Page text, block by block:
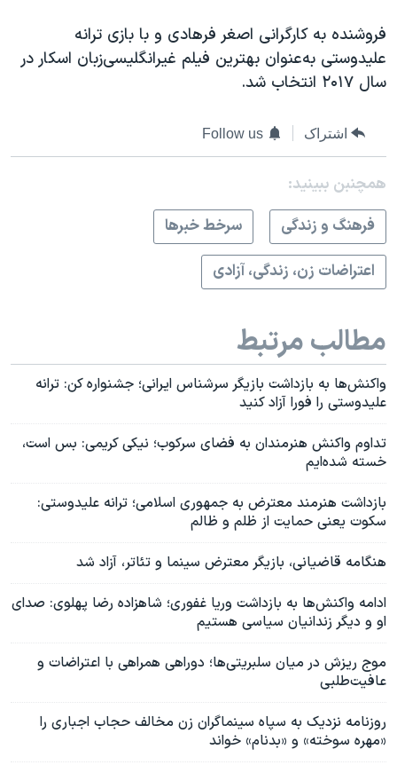
فروشنده به کارگرانی اصغر فرهادی و با بازی ترانه
علیدوستی به‌عنوان بهترین فیلم غیرانگلیسی‌زبان اسکار در
سال ۲۰۱۷ انتخاب شد.
اشتراک Follow us
همچنبن ببینید:
فرهنگ و زندگی
سرخط خبرها
اعتراضات زن، زندگی، آزادی
مطالب مرتبط
واکنش‌ها به بازداشت بازیگر سرشناس ایرانی؛ جشنواره کن: ترانه
علیدوستی را فورا آزاد کنید
تداوم واکنش هنرمندان به فضای سرکوب؛ نیکی کریمی: بس است،
خسته شده‌ایم
بازداشت هنرمند معترض به جمهوری اسلامی؛ ترانه علیدوستی:
سکوت یعنی حمایت از ظلم و ظالم
هنگامه قاضیانی، بازیگر معترض سینما و تئاتر، آزاد شد
ادامه واکنش‌ها به بازداشت وریا غفوری؛ شاهزاده رضا پهلوی: صدای
او و دیگر زندانیان سیاسی هستیم
موج ریزش در میان سلبریتی‌ها؛ دوراهی همراهی با اعتراضات و
عافیت‌طلبی
روزنامه نزدیک به سپاه سینماگران زن مخالف حجاب اجباری را
«مهره سوخته» و «بدنام» خواند